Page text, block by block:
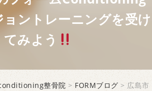
ントレーニングを受け
てみよう
整骨院 > FORMブログ > 広島市